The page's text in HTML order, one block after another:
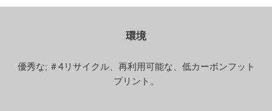
環境
優秀な; ＃4リサイクル、再利用可能な、低カーボンフット
プリント。